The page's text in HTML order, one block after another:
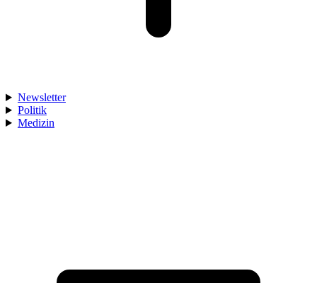
Newsletter
Politik
Medizin